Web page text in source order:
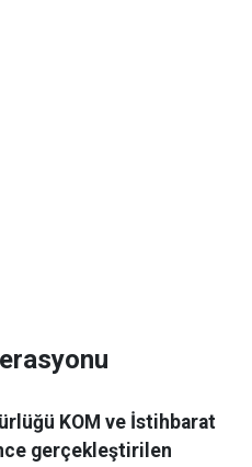
KOM ve İstihbarat
gerçekleştirilen